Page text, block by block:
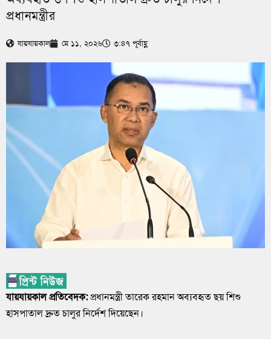
প্রধানমন্ত্রীর
যায়যায়কাল মে ১১, ২০২৬ ৩:৪৭ পূর্বাহ্ণ
যায়যায়কাল প্রতিবেদক:প্রধানমন্ত্রী তারেক রহমান অব্যবহৃত ছয় শিশু
হাসপাতাল দ্রুত চালুর নির্দেশ দিয়েছেন।